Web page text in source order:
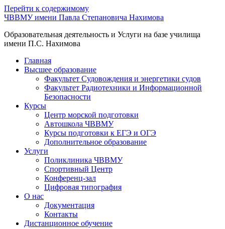
Перейти к содержимому
ЧВВМУ имени Павла Степановича Нахимова
Образовательная деятельность и Услуги на базе училища
имени П.С. Нахимова
Главная
Высшее образование
Факультет Судовождения и энергетики судов
Факультет Радиотехники и Информационной
Безопасности
Курсы
Центр морской подготовки
Автошкола ЧВВМУ
Курсы подготовки к ЕГЭ и ОГЭ
Дополнительное образование
Услуги
Поликлиника ЧВВМУ
Спортивный Центр
Конференц-зал
Цифровая типография
О нас
Документация
Контакты
Дистанционное обучение